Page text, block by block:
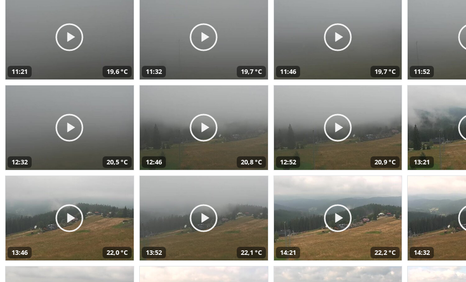
11:21 19,6 °C 11:32 19,7 °C 11:46 19,7 °C 11:52
12:32 20,5 °C 12:46 20,8 °C 12:52 20,9 °C 13:21
13:46 22,0 °C 13:52 22,1 °C 14:21 22,2 °C 14:32